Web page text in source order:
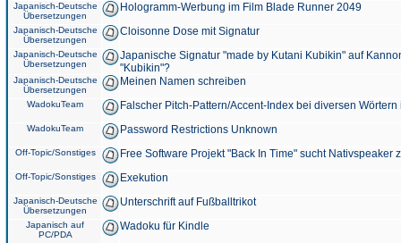
Japanisch-Deutsche
Übersetzungen
Hologramm-Werbung im Film Blade Runner 2049
Japanisch-Deutsche
Übersetzungen
Cloisonne Dose mit Signatur
Japanisch-Deutsche
Übersetzungen
Japanische Signatur "made by Kutani Kubikin" auf
"Kubikin"?
Japanisch-Deutsche
Übersetzungen
Meinen Namen schreiben
WadokuTeam Falscher Pitch-Pattern/Accent-Index bei diversen
WadokuTeam Password Restrictions Unknown
Off-Topic/Sonstiges Free Software Projekt "Back In Time" sucht Nativspeaker
Off-Topic/Sonstiges Exekution
Japanisch-Deutsche
Übersetzungen
Unterschrift auf Fußballtrikot
Japanisch auf
PC/PDA
Wadoku für Kindle